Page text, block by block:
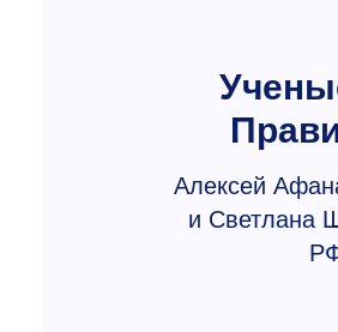
Алексей
и Светлана